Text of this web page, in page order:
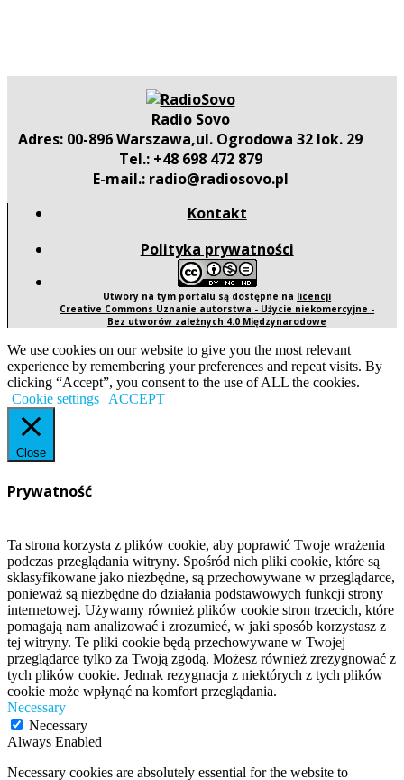
Radio Sovo
Adres: 00-896 Warszawa,ul. Ogrodowa 32 lok. 29
Tel.: +48 698 472 879
E-mail.: radio@radiosovo.pl
Kontakt
Polityka prywatności
Utwory na tym portalu są dostępne na licencji
Creative Commons Uznanie autorstwa - Użycie niekomercyjne -
Bez utworów zależnych 4.0 Międzynarodowe
We use cookies on our website to give you the most relevant
experience by remembering your preferences and repeat visits. By
clicking “Accept”, you consent to the use of ALL the cookies.
Cookie settings
ACCEPT
Close
Prywatność
Ta strona korzysta z plików cookie, aby poprawić Twoje wrażenia
podczas przeglądania witryny. Spośród nich pliki cookie, które są
sklasyfikowane jako niezbędne, są przechowywane w przeglądarce,
ponieważ są niezbędne do działania podstawowych funkcji strony
internetowej. Używamy również plików cookie stron trzecich, które
pomagają nam analizować i zrozumieć, w jaki sposób korzystasz z
tej witryny. Te pliki cookie będą przechowywane w Twojej
przeglądarce tylko za Twoją zgodą. Możesz również zrezygnować z
tych plików cookie. Jednak rezygnacja z niektórych z tych plików
cookie może wpłynąć na komfort przeglądania.
Necessary
Necessary
Always Enabled
Necessary cookies are absolutely essential for the website to